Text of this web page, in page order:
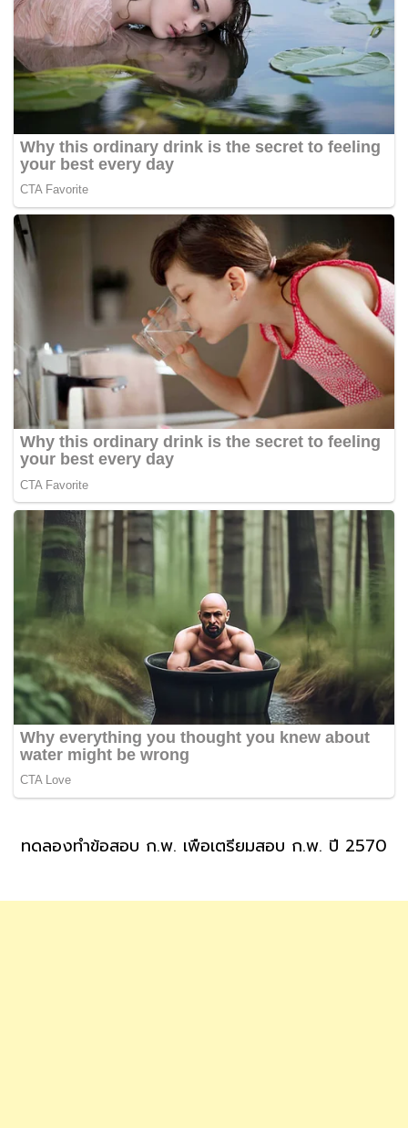
ทดลองทำข้อสอบ ก.พ. เพื่อเตรียมสอบ ก.พ. ปี 2570